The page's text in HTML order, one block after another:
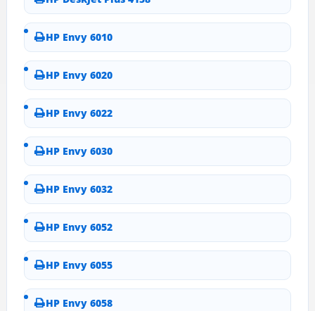
HP Envy 6010
HP Envy 6020
HP Envy 6022
HP Envy 6030
HP Envy 6032
HP Envy 6052
HP Envy 6055
HP Envy 6058